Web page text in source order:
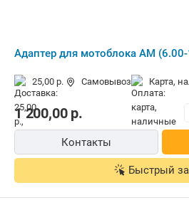
Адаптер для мотоблока АМ
25,00 р. Самовывоз карта,
1 200,00р.
Контакты
Быстрый